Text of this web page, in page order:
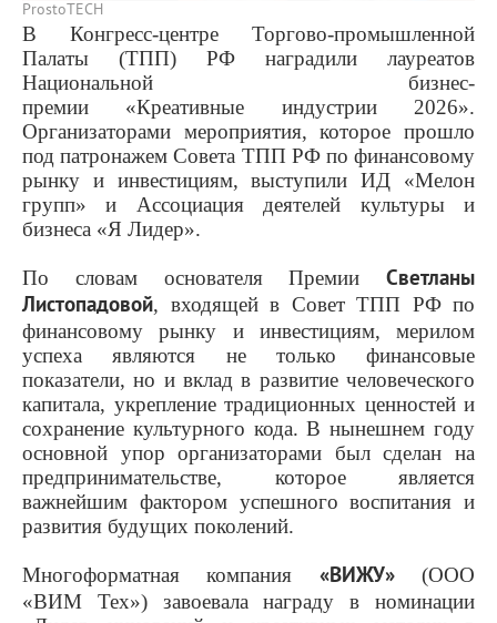
ProstoTECH
В Конгресс-центре Торгово-промышленной
Палаты (ТПП) РФ наградили лауреатов
Национальной бизнес-
премии «Креативные индустрии 2026».
Организаторами мероприятия, которое прошло
под патронажем Совета ТПП РФ по финансовому
рынку и инвестициям, выступили ИД «Мелон
групп» и Ассоциация деятелей культуры и
бизнеса «Я Лидер».
По словам основателя Премии Светланы
Листопадовой, входящей в Совет ТПП РФ по
финансовому рынку и инвестициям, мерилом
успеха являются не только финансовые
показатели, но и вклад в развитие человеческого
капитала, укрепление традиционных ценностей и
сохранение культурного кода. В нынешнем году
основной упор организаторами был сделан на
предпринимательстве, которое является
важнейшим фактором успешного воспитания и
развития будущих поколений.
Многоформатная компания «ВИЖУ»(ООО
«ВИМ Тех») завоевала награду в номинации